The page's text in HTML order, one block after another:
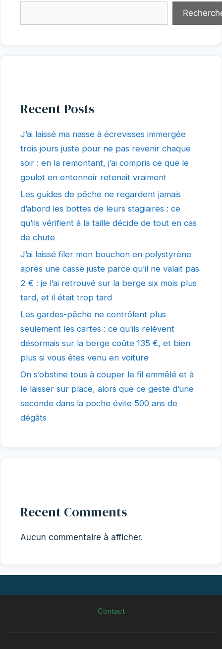
Recent Posts
J’ai laissé ma nasse à écrevisses immergée
trois jours juste pour ne pas revenir chaque
soir : en la remontant, j’ai compris ce que le
goulot en entonnoir retenait vraiment
Les guides de pêche ne regardent jamais
d’abord les bottes de leurs stagiaires : ce
qu’ils vérifient à la taille décide de tout en cas
de chute
J’ai laissé filer mon bouchon en polystyrène
après une casse juste parce qu’il ne valait pas
2 € : je l’ai retrouvé sur la berge six mois plus
tard, et il était trop tard
Les gardes-pêche ne contrôlent plus
seulement les cartes : ce qu’ils relèvent
désormais sur la berge coûte 135 €, et bien
plus si vous êtes venu en voiture
On s’obstine tous à couper le fil emmêlé et à
le laisser sur place, alors que ce geste d’une
seconde dans la poche évite 500 ans de
dégâts
Recent Comments
Aucun commentaire à afficher.
Contact